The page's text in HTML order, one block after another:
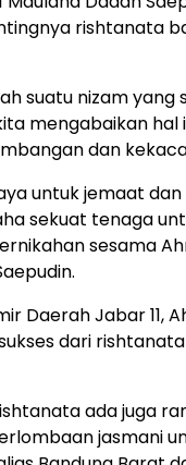
rishtanata
suatu nizam yang
mengabaikan hal
dan
untuk jemaat
sekuat tenaga
sesama
Daerah Jabar 11,
dari
ada juga
jasmani